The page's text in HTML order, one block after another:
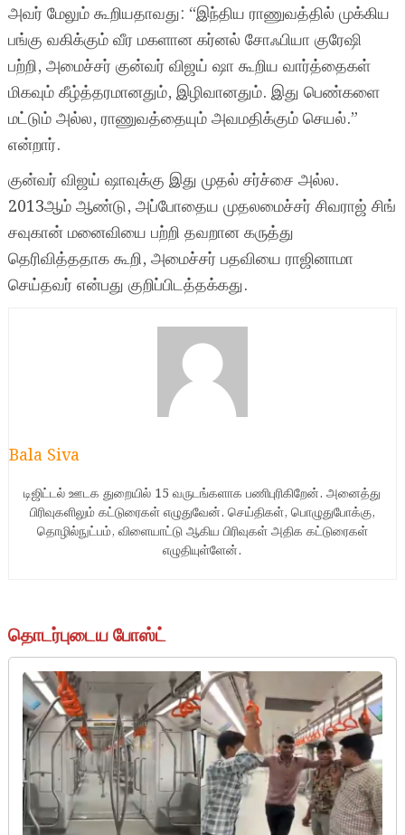
அவர் மேலும் கூறியதாவது: “இந்திய ராணுவத்தில் முக்கிய
பங்கு வகிக்கும் வீர மகளான கர்னல் சோஃபியா குரேஷி
பற்றி, அமைச்சர் குன்வர் விஜய் ஷா கூறிய வார்த்தைகள்
மிகவும் கீழ்த்தரமானதும், இழிவானதும். இது பெண்களை
மட்டும் அல்ல, ராணுவத்தையும் அவமதிக்கும் செயல்.”
என்றார்.
குன்வர் விஜய் ஷாவுக்கு இது முதல் சர்ச்சை அல்ல.
2013ஆம் ஆண்டு, அப்போதைய முதலமைச்சர் சிவராஜ் சிங்
சவுகான் மனைவியை பற்றி தவறான கருத்து
தெரிவித்ததாக கூறி, அமைச்சர் பதவியை ராஜினாமா
செய்தவர் என்பது குறிப்பிடத்தக்கது.
Bala Siva
டிஜிட்டல் ஊடக துறையில் 15 வருடங்களாக பணிபுரிகிறேன். அனைத்து
பிரிவுகளிலும் கட்டுரைகள் எழுதுவேன். செய்திகள், பொழுதுபோக்கு,
தொழில்நுட்பம், விளையாட்டு ஆகிய பிரிவுகள் அதிக கட்டுரைகள்
எழுதியுள்ளேன்.
தொடர்புடைய போஸ்ட்